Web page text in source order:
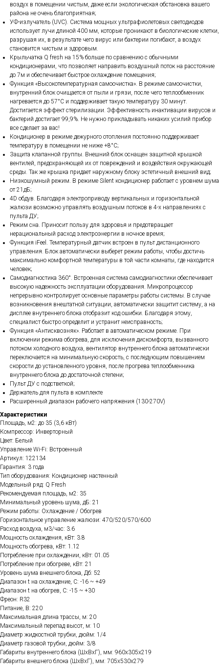
воздух в помещении чистым, даже если экологическая обстановка вашего
района не очень благоприятная;
УФ-излучатель (UVC). Система мощных ультрафиолетовых светодиодов
использует лучи длиной 400 мм, которые проникают в биологические клетки,
разрушая их, в результате чего вирус или бактерии погибают, а воздух
становится чистым и здоровым.
Крыльчатка Q fresh на 15% больше по сравнению с обычными
кондиционерами, что позволяет направить воздушный поток на расстояние
до 7м и обеспечивает быстрое охлаждение помещения;
Функция «Высокотемпературная самоочистка». В режиме самоочистки,
внутренний блок очищается от пыли и грязи, после чего теплообменник
нагревается до 57°С и поддерживает такую температуру 30 минут.
Достигается эффект стерилизации. Эффективность инактивации вирусов и
бактерий достигает 99,9%. Не нужно прикладывать никаких усилий прибор
все сделает за вас!
Кондиционер в режиме дежурного отопления постоянно поддерживает
температуру в помещении не ниже +8°С;
Защита клапанной группы. Внешний блок оснащен защитной крышкой
вентилей, предохраняющей их от повреждений и воздействия окружающей
среды. Так же крышка придает наружному блоку эстетичный внешний вид;
Низкошумный режим. В режиме Silent кондиционер работает с уровнем шума
от 21дБ;
4D обдув. Благодаря электроприводу вертикальных и горизонтальной
жалюзи возможно управлять воздушным потоков в 4-х направлениях с
пульта ДУ;
Режим сна. Приносит пользу для здоровья и предотвращает
нерациональный расход электроэнергии в ночное время;
Функция iFeel. Температурный датчик встроен в пульт дистанционного
управления. Блок автоматически выберет режим работы, чтобы достичь
максимально комфортной температуры в той части комнаты, где находится
человек;
Cамодиагностика 360°. Встроенная система самодиагностики обеспечивает
высокую надежность эксплуатации оборудования. Микропроцессор
непрерывно контролирует основные параметры работы системы. В случае
возникновения внештатной ситуации, автоматически защитит систему, а на
дисплее внутреннего блока отобразит код ошибки. Благодаря этому,
специалист быстро определит и устранит неисправность;
Функция «Антисквозняк». Работает в автоматическом режиме. При
включении режима обогрева, для исключения дискомфорта, вызванного
потоком холодного воздуха, вентилятор внутреннего блока автоматически
переключается на минимальную скорость, с последующим повышением
скорости до установленного уровня, после прогрева теплообменника
внутреннего блока до достаточной степени;
Пульт ДУ с подстветкой;
Держатель для пульта в комплекте
Расширенный диапазон рабочего напряжения (130-270V)
Характеристики
Площадь, м2: до 35 (3,6 кВт)
Компрессор: Инверторный
Цвет: Белый
Управление Wi-Fi: Встроенный
Артикул: 122134
Гарантия: 3 года
Тип оборудования: Кондиционер настенный
Модельный ряд: Q Fresh
Рекомендуемая площадь, м2: 35
Минимальный уровень шума, дБ: 21
Режим работы: Охлаждение / Обогрев
Горизонтальное управление жалюзи: 470/520/570/600
Расход воздуха, м3/час: 3.6
Мощность охлаждения, кВт: 3.8
Мощность обогрева, кВт: 1.12
Потребление при охлаждении, кВт: 01.05
Потребление при обогреве, кВт: 21
Уровень шума внешнего блока, Дб: 52
Диапазон t на охлаждение, C: -16 ~ +49
Диапазон t на обогрев, C: -15 ~ +30
Фреон: R32
Питание, В: 220
Максимальная длина трассы, м: 20
Максимальный перепад высот, м: 10
Диаметр жидкостной трубки, дюйм: 1/4
Диаметр газовой трубки, дюйм: 3/8
Габариты внутреннего блока (ШхВхГ), мм: 960х305х219
Габариты внешнего блока (ШхВхГ), мм: 705х530х279